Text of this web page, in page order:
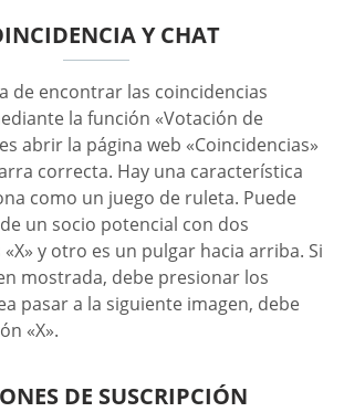
Y CHAT
de encontrar las coincidencias
la función «Votación de
abrir la página web «Coincidencias»
correcta. Hay una característica
como un juego de ruleta. Puede
un socio potencial con dos
y otro es un pulgar hacia arriba. Si
mostrada, debe presionar los
pasar a la siguiente imagen, debe
«X».
DE SUSCRIPCIÓN